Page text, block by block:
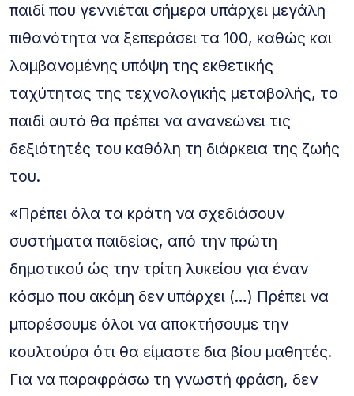
παιδί που γεννιέται σήμερα υπάρχει μεγάλη
πιθανότητα να ξεπεράσει τα 100, καθώς και
λαμβανομένης υπόψη της εκθετικής
ταχύτητας της τεχνολογικής μεταβολής, το
παιδί αυτό θα πρέπει να ανανεώνει τις
δεξιότητές του καθόλη τη διάρκεια της ζωής
του.
«Πρέπει όλα τα κράτη να σχεδιάσουν
συστήματα παιδείας, από την πρώτη
δημοτικού ώς την τρίτη λυκείου για έναν
κόσμο που ακόμη δεν υπάρχει (…) Πρέπει να
μπορέσουμε όλοι να αποκτήσουμε την
κουλτούρα ότι θα είμαστε δια βίου μαθητές.
Για να παραφράσω τη γνωστή φράση, δεν